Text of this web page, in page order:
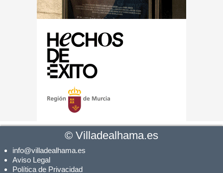
© Villadealhama.es
info@villadealhama.es
Aviso Legal
Política de Privacidad